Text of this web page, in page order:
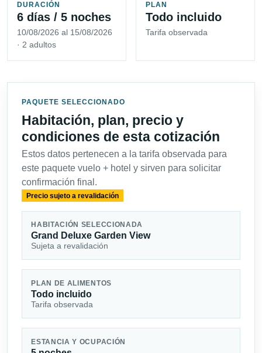
DURACIÓN
6 días / 5 noches
10/08/2026 al 15/08/2026
· 2 adultos
PLAN
Todo incluido
Tarifa observada
PAQUETE SELECCIONADO
Habitación, plan, precio y
condiciones de esta cotización
Estos datos pertenecen a la tarifa observada para
este paquete vuelo + hotel y sirven para solicitar
confirmación final.
Precio sujeto a revalidación
HABITACIÓN SELECCIONADA
Grand Deluxe Garden View
Sujeta a revalidación
PLAN DE ALIMENTOS
Todo incluido
Tarifa observada
ESTANCIA Y OCUPACIÓN